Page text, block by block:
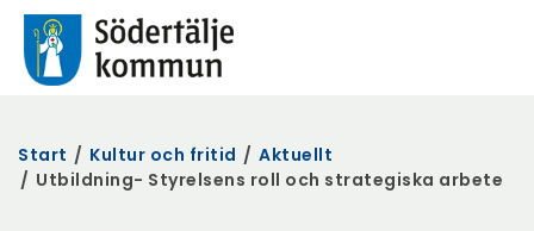
Start / Kultur och fritid / Aktuellt
/ Utbildning- Styrelsens roll och strategiska arbete